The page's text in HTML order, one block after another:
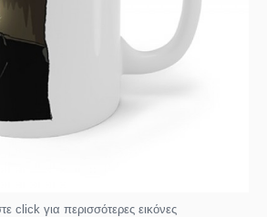
click για περισσότερες εικόνες